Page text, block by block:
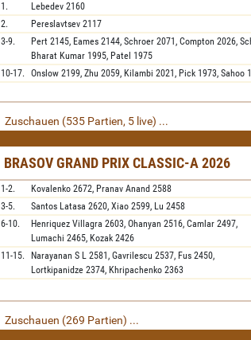
1. Lebedev 2160
2.
Pereslavtsev 2117
3-9.
Pert 2145, Eames 2144, Schroer 2071, Compton 2026,
Bharat Kumar 1995, Patel 1975
10-17. Onslow 2199, Zhu 2059, Kilambi 2021, Pick 1973, Sahoo
Zuschauen (535 Partien, 5 live) ...
BRASOV GRAND PRIX CLASSIC-A 2026
1-2. Kovalenko 2672, Pranav Anand 2588
3-5.
Santos Latasa 2620, Xiao 2599, Lu 2458
6-10.
Henriquez Villagra 2603, Ohanyan 2516, Camlar 2497,
Lumachi 2465, Kozak 2426
11-15. Narayanan S L 2581, Gavrilescu 2537, Fus 2450,
Lortkipanidze 2374, Khripachenko 2363
Zuschauen (269 Partien) ...